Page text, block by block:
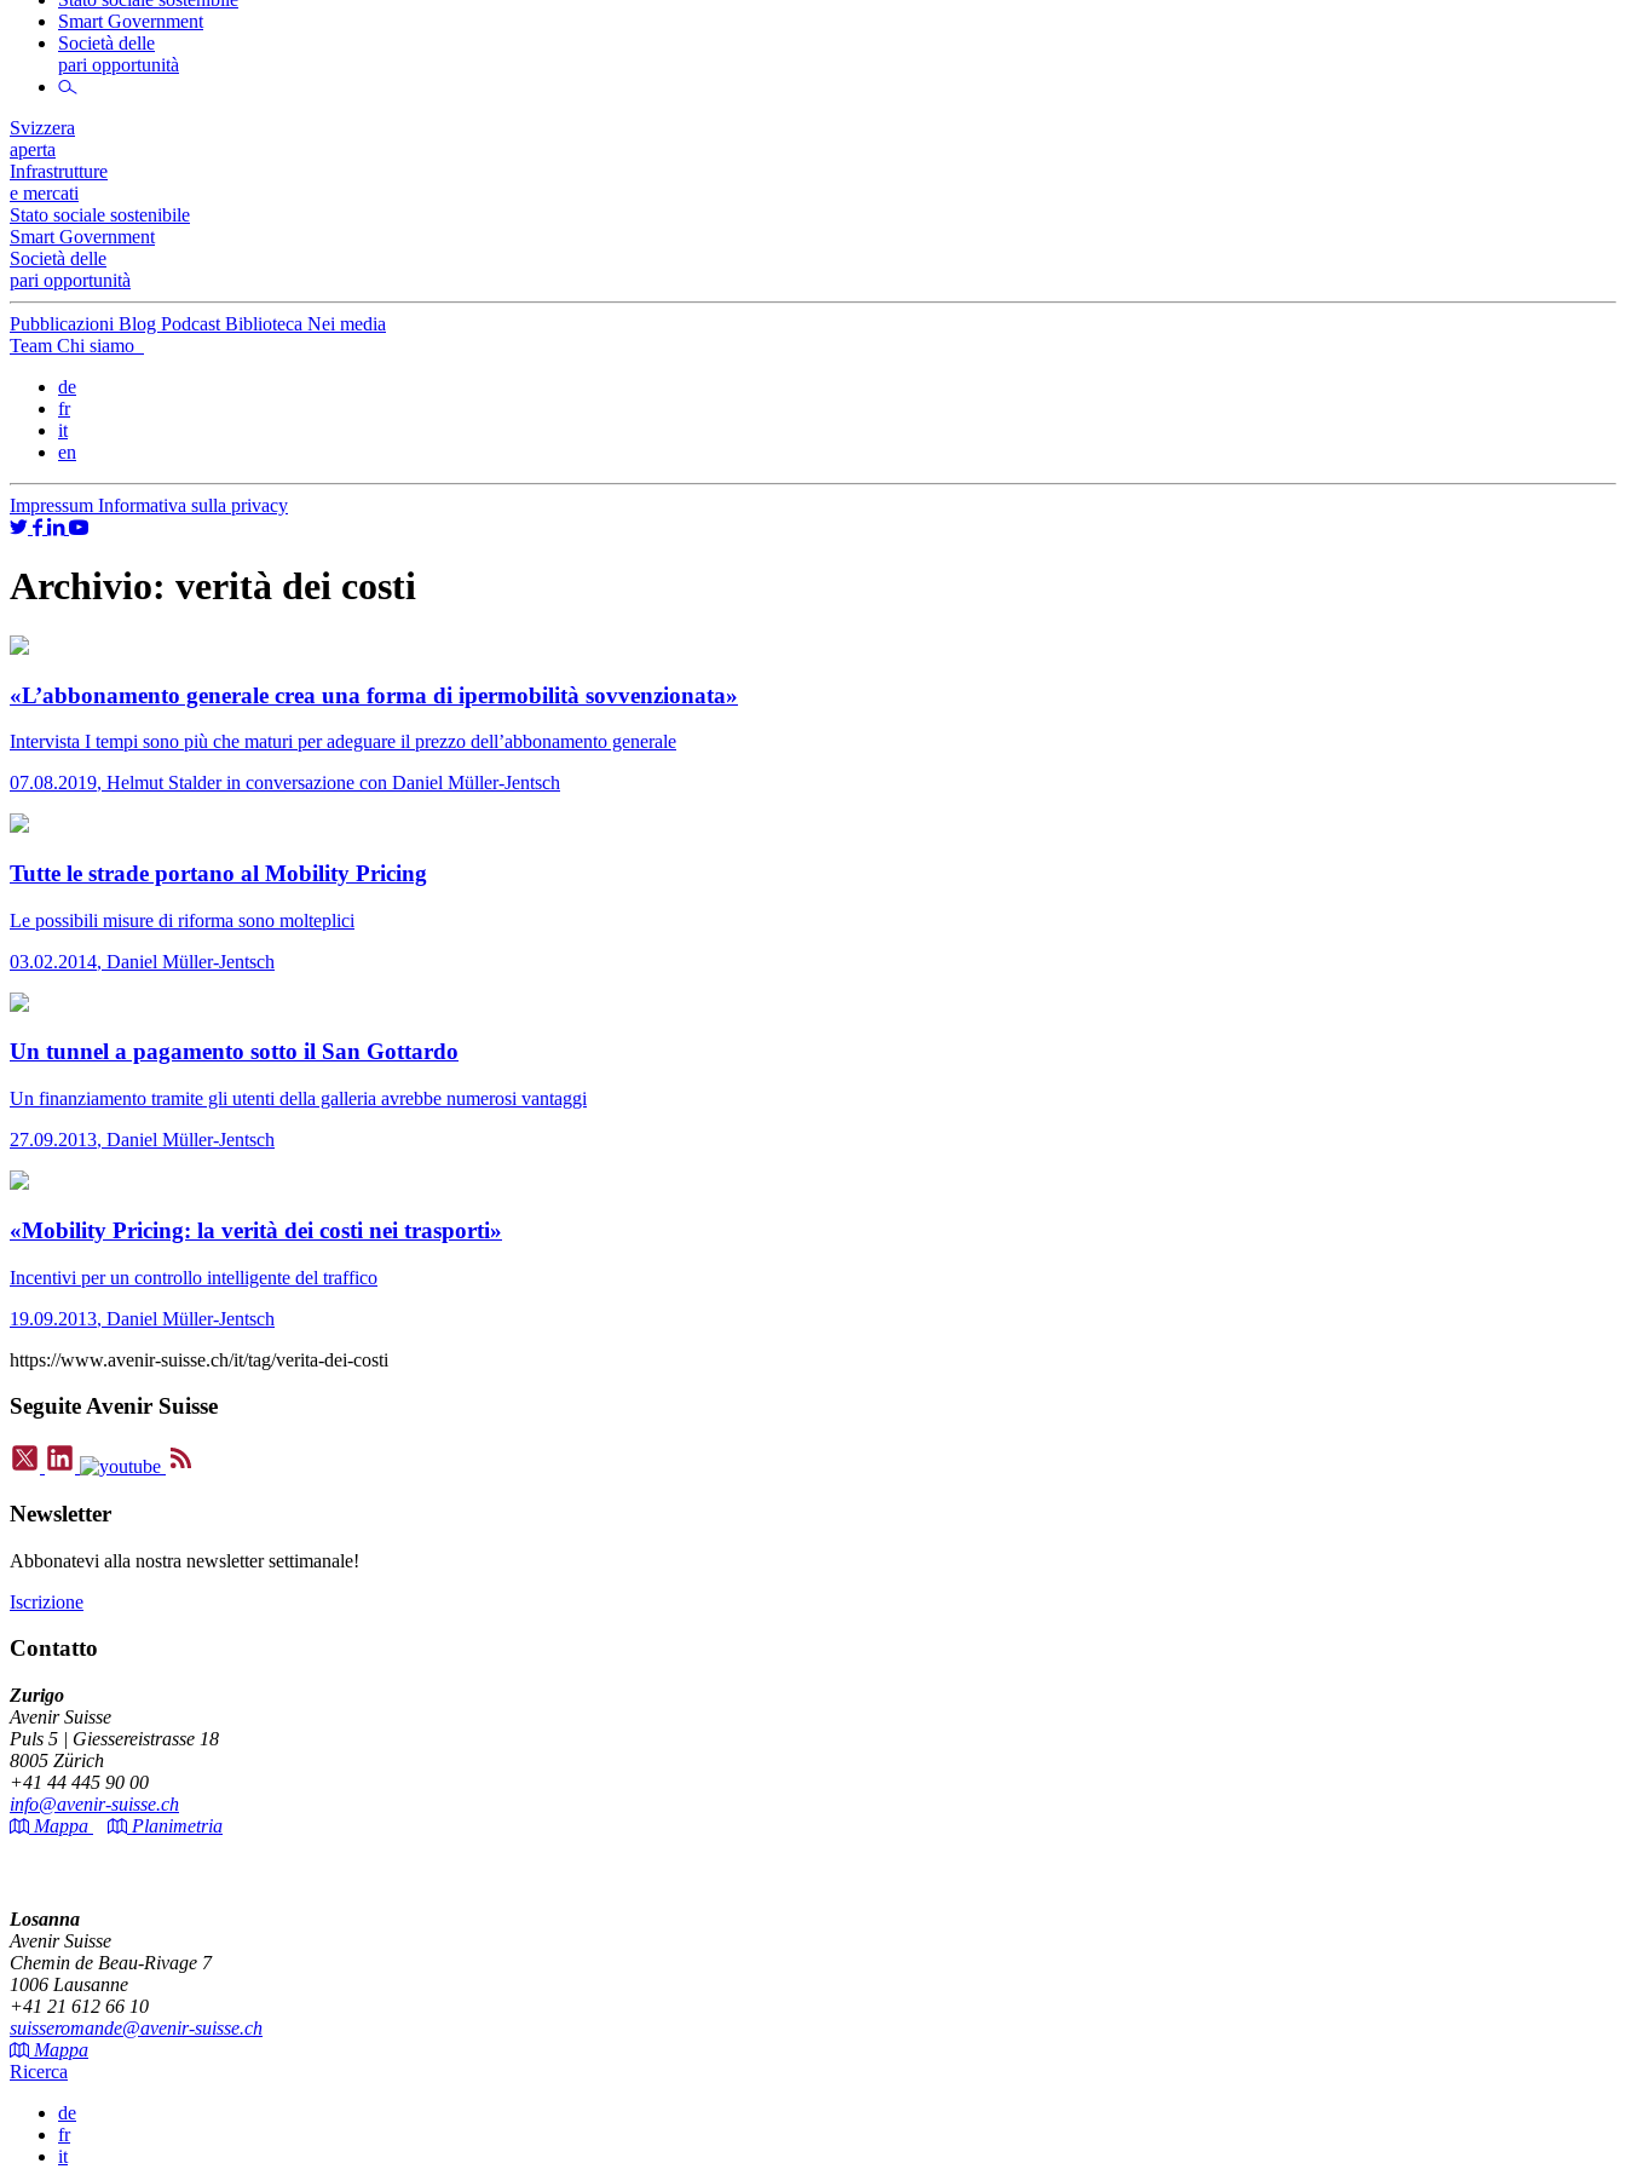
Smart Government
Società delle
pari opportunità
Svizzera
aperta
Infrastrutture
e mercati
Stato sociale sostenibile
Smart Government
Società delle
pari opportunità
Pubblicazioni Blog Podcast Biblioteca Nei media
Team Chi siamo
de
fr
it
en
Impressum Informativa sulla privacy
Archivio: verità dei costi
«L’abbonamento generale crea una forma di ipermobilità sovvenzionata»
Intervista I tempi sono più che maturi per adeguare il prezzo dell’abbonamento generale
07.08.2019, Helmut Stalder in conversazione con Daniel Müller-Jentsch
Tutte le strade portano al Mobility Pricing
Le possibili misure di riforma sono molteplici
03.02.2014, Daniel Müller-Jentsch
Un tunnel a pagamento sotto il San Gottardo
Un finanziamento tramite gli utenti della galleria avrebbe numerosi vantaggi
27.09.2013, Daniel Müller-Jentsch
«Mobility Pricing: la verità dei costi nei trasporti»
Incentivi per un controllo intelligente del traffico
19.09.2013, Daniel Müller-Jentsch
https://www.avenir-suisse.ch/it/tag/verita-dei-costi
Seguite Avenir Suisse
Newsletter
Abbonatevi alla nostra newsletter settimanale!
Iscrizione
Contatto
Zurigo
Avenir Suisse
Puls 5 | Giessereistrasse 18
8005 Zürich
+41 44 445 90 00
info@avenir-suisse.ch
Mappa
Planimetria
Losanna
Avenir Suisse
Chemin de Beau-Rivage 7
1006 Lausanne
+41 21 612 66 10
suisseromande@avenir-suisse.ch
Mappa
Ricerca
de
fr
it